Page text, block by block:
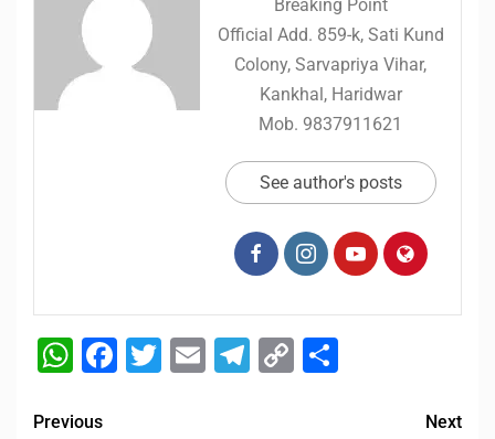
Breaking Point
Official Add. 859-k, Sati Kund
Colony, Sarvapriya Vihar,
Kankhal, Haridwar
Mob. 9837911621
See author's posts
WhatsApp
Facebook
Twitter
EmailTelegram
Copy
Previous
Next